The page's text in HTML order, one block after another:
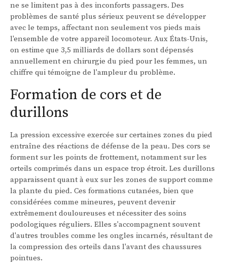
ne se limitent pas à des inconforts passagers. Des
problèmes de santé plus sérieux peuvent se développer
avec le temps, affectant non seulement vos pieds mais
l'ensemble de votre appareil locomoteur. Aux États-Unis,
on estime que 3,5 milliards de dollars sont dépensés
annuellement en chirurgie du pied pour les femmes, un
chiffre qui témoigne de l'ampleur du problème.
Formation de cors et de
durillons
La pression excessive exercée sur certaines zones du pied
entraîne des réactions de défense de la peau. Des cors se
forment sur les points de frottement, notamment sur les
orteils comprimés dans un espace trop étroit. Les durillons
apparaissent quant à eux sur les zones de support comme
la plante du pied. Ces formations cutanées, bien que
considérées comme mineures, peuvent devenir
extrêmement douloureuses et nécessiter des soins
podologiques réguliers. Elles s'accompagnent souvent
d'autres troubles comme les ongles incarnés, résultant de
la compression des orteils dans l'avant des chaussures
pointues.